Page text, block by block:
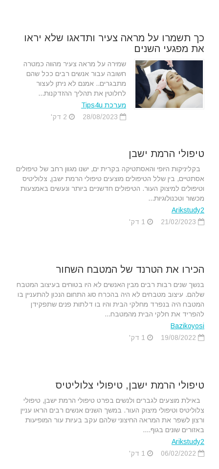
כך תשמרו על מראה צעיר ותדאגו שלא יראו
את מפגעי השנים
שמירה על מראה צעיר מהווה כמטרה
חשובה עבור אנשים רבים ככל שהם
מתבגרים.. אמנם לא ניתן לעצור
לחלוטין את תהליך ההזדקנות...
מערכת Tips4u
טיפולי הרמת ישבן
בקליניקות היופי והאסתטיקה בקרית ים, ישנו מגוון רחב של טיפולים
אסתטיים, בין שלל הטיפולים מוצעים טיפולי הרמת ישבן, צלוליטיס
וטיפולים למיצוק העור. הטיפולים חדשניים ביותר ונעשים באמצעות
מכשור וטכנולוגיות...
Arikstudy2
הכירו את הטרנד של המטבח השחור
בנשך שנים רבות רבים מבין האנשים לא היו בטוחים בעיצוב המטבח
שלהם. עיצוב מטבחים לא היה בהכרח סוג התחום הנכון להתעניין בו
המטבח היה בנפרד מחלקי הבית והיו בו דלתות פנים שתפקידן
להפריד את חלקי הבית מהמטבח...
Bazikoyosi
טיפולי הרמת ישבן, טיפולי צלוליטיס
באילת מוצעים לגברים ולנשים בפרט טיפולי הרמת ישבן, טיפולי
צלוליטיס וטיפולי מיצוק העור. במשך השנים אנשים רבים הראו עניין
ורצון לשפר את המראה החיצוני שלהם עקב בעיות עור המופיעות
באזורים שונים בגוף....
Arikstudy2